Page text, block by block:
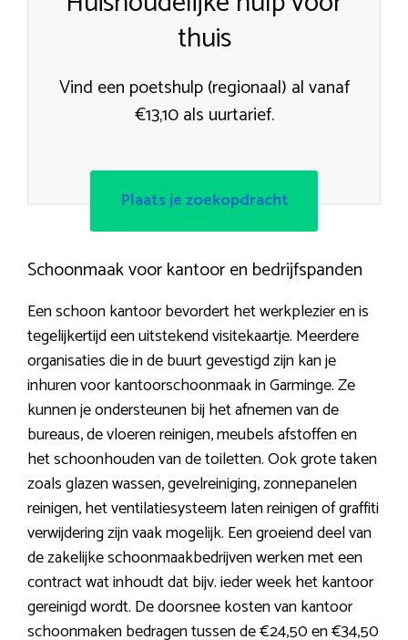
thuis
Vind een poetshulp (regionaal) al vanaf
€13,10 als uurtarief.
Plaats je zoekopdracht
Schoonmaak voor kantoor en bedrijfspanden
Een schoon kantoor bevordert het werkplezier en is
tegelijkertijd een uitstekend visitekaartje. Meerdere
organisaties die in de buurt gevestigd zijn kan je
inhuren voor kantoorschoonmaak in Garminge. Ze
kunnen je ondersteunen bij het afnemen van de
bureaus, de vloeren reinigen, meubels afstoffen en
het schoonhouden van de toiletten. Ook grote taken
zoals glazen wassen, gevelreiniging, zonnepanelen
reinigen, het ventilatiesysteem laten reinigen of graffiti
verwijdering zijn vaak mogelijk. Een groeiend deel van
de zakelijke schoonmaakbedrijven werken met een
contract wat inhoudt dat bijv. ieder week het kantoor
gereinigd wordt. De doorsnee kosten van kantoor
schoonmaken bedragen tussen de €24,50 en €34,50